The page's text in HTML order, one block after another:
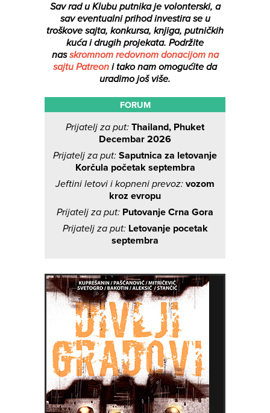
Sav rad u Klubu putnika je volonterski, a
sav eventualni prihod investira se u
troškove sajta, konkursa, knjiga, putničkih
kuća i drugih projekata. Podržite
nasskromnom redovnom donacijom na
sajtu Patreon i tako nam omogućite da
uradimo još više.
FORUM
Prijatelj za put: Thailand, Phuket
Decembar 2026
Prijatelj za put: Saputnica za letovanje
Korčula početak septembra
Jeftini letovi i kopneni prevoz: vozom
kroz evropu
Prijatelj za put: Putovanje Crna Gora
Prijatelj za put: Letovanje pocetak
septembra